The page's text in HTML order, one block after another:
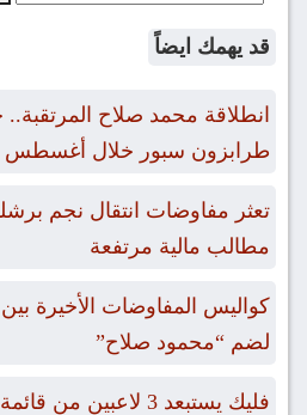
قد يهمك ايضاً
انطلاقة محمد صلاح
طرابزون سبور خلال أغسطس
تعثر مفاوضات انتقال نجم
مطالب مالية مرتفعة
كواليس المفاوضات الأخيرة
لضم “محمود صلاح”
فليك يستبعد 3